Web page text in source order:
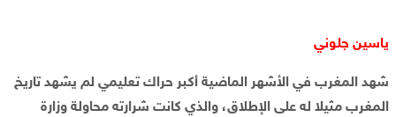
ياسين جلوني
شهد المغرب في الأشهر الماضية أكبر حراك تعليمي لم يشهد تاريخ
المغرب مثيلا له على الإطلاق، والذي كانت شرارته محاولة وزارة